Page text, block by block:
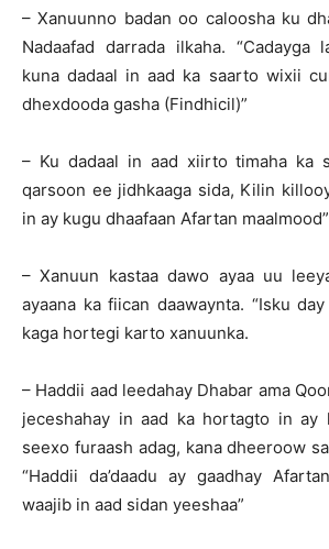
– Xanuunno badan oo caloosha ku
Nadaafad darrada ilkaha. “Cadayga
kuna dadaal in aad ka saarto wixii
dhexdooda gasha (Findhicil)”
– Ku dadaal in aad xiirto timaha ka
qarsoon ee jidhkaaga sida, Kilin
in ay kugu dhaafaan Afartan maalmood”
– Xanuun kastaa dawo ayaa uu
ayaana ka fiican daawaynta. “Isku
kaga hortegi karto xanuunka.
– Haddii aad leedahay Dhabar ama
jeceshahay in aad ka hortagto in ay
seexo furaash adag, kana dheeroow
“Haddii da’daadu ay gaadhay
waajib in aad sidan yeeshaa”